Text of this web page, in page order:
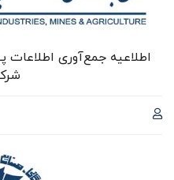
اطلاعیه جمع‌آوری اطلاعات